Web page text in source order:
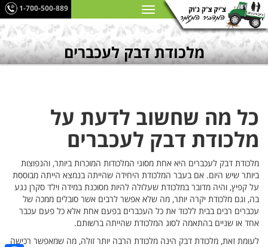
1-700-500-889
מלכודת דבק לעכברים
כל מה שחשוב לדעת על
מלכודת דבק לעכברים
מלכודת דבק לעכברים היא אחת מסוגי המלכודות המוכרות ביותר, והנפוצות
ביותר שיש היום. אם בעבר המלכודת היחידה שהייתה בנמצא הייתה מבוססת
על קפיץ, והיה מדובר במלכודת שעלולה להיות מסוכנת במידה וילד סקרן נגע
בה, וגם מלכודת יקרה יותר, מה שלא אפשר לרבים אשר סובלים ממכה של
עכברים רבים בבית ללכוד את כל העכברים בפעם אחת אלא כל פעם עכבר
אחד או שניים בהתאמה לסוג המלכודת שהייתה ברשותם.
לעומת זאת, מלכודת דבק הינה מלכודת הרבה יותר זולה, מה שמאפשר רכישה